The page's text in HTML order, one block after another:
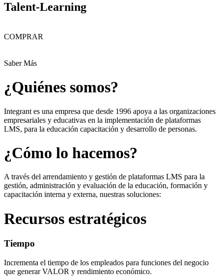
Talent-Learning
COMPRAR
Saber Más
¿Quiénes somos?
Integrant es una empresa que desde 1996 apoya a las organizaciones
empresariales y educativas en la implementación de plataformas
LMS, para la educación capacitación y desarrollo de personas.
¿Cómo lo hacemos?
A través del arrendamiento y gestión de plataformas LMS para la
gestión, administración y evaluación de la educación, formación y
capacitación interna y externa, nuestras soluciones:
Recursos estratégicos
Tiempo
Incrementa el tiempo de los empleados para funciones del negocio
que generar VALOR y rendimiento económico.